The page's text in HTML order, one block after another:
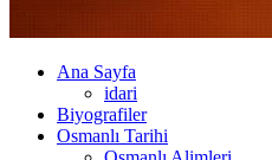
Ana Sayfa
idari
Biyografiler
Osmanlı Tarihi